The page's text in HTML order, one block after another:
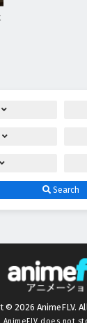
Search
© 2026 AnimeFLV.